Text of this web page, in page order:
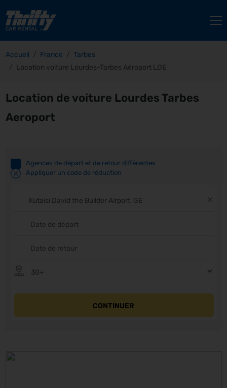
Accueil France
Tarbes
Location voiture Lourdes-Tarbes Aéroport LDE
Location de voiture Lourdes Tarbes
Aeroport
Agences de départ et de retour différentes
Appliquer un code de réduction
CONTINUER